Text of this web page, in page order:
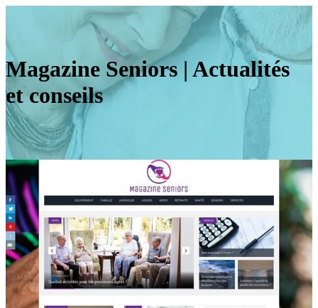
Magazine Seniors | Actualités
et conseils